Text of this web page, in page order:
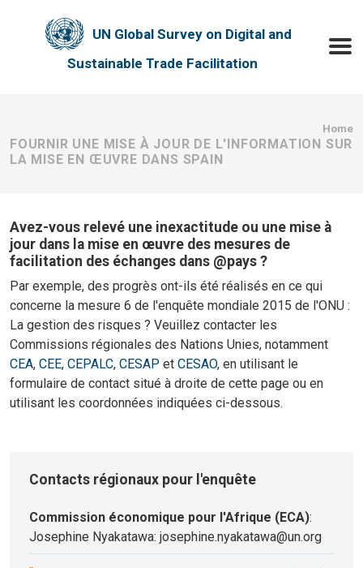
UN Global Survey on Digital and
Sustainable Trade Facilitation
Home
FOURNIR UNE MISE À JOUR DE L'INFORMATION SUR
LA MISE EN ŒUVRE DANS SPAIN
Avez-vous relevé une inexactitude ou une mise à
jour dans la mise en œuvre des mesures de
facilitation des échanges dans @pays ?
Par exemple, des progrès ont-ils été réalisés en ce qui
concerne la mesure 6 de l'enquête mondiale 2015 de l'ONU :
La gestion des risques ? Veuillez contacter les
Commissions régionales des Nations Unies, notamment
CEA, CEE, CEPALC, CESAP et CESAO, en utilisant le
formulaire de contact situé à droite de cette page ou en
utilisant les coordonnées indiquées ci-dessous.
Contacts régionaux pour l'enquête
Commission économique pour l'Afrique (ECA):
Josephine Nyakatawa: josephine.nyakatawa@un.org